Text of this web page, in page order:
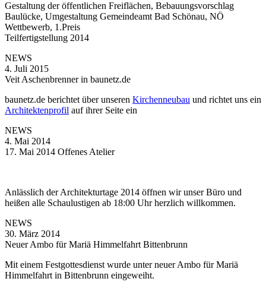
Gestaltung der öffentlichen Freiflächen, Bebauungsvorschlag
Baulücke, Umgestaltung Gemeindeamt Bad Schönau, NÖ
Wettbewerb, 1.Preis
Teilfertigstellung 2014
NEWS
4. Juli 2015
Veit Aschenbrenner in baunetz.de
baunetz.de berichtet über unseren Kirchenneubau und richtet uns ein
Architektenprofil auf ihrer Seite ein
NEWS
4. Mai 2014
17. Mai 2014 Offenes Atelier
Anlässlich der Architekturtage 2014 öffnen wir unser Büro und
heißen alle Schaulustigen ab 18:00 Uhr herzlich willkommen.
NEWS
30. März 2014
Neuer Ambo für Mariä Himmelfahrt Bittenbrunn
Mit einem Festgottesdienst wurde unter neuer Ambo für Mariä
Himmelfahrt in Bittenbrunn eingeweiht.